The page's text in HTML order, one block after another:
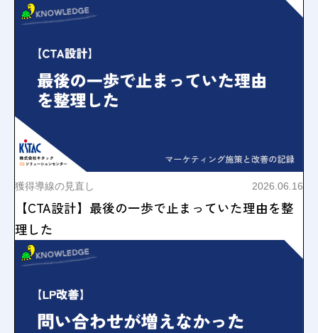
獲得導線の見直し 2026.06.16
【CTA設計】最後の一歩で止まっていた理由を整
理した